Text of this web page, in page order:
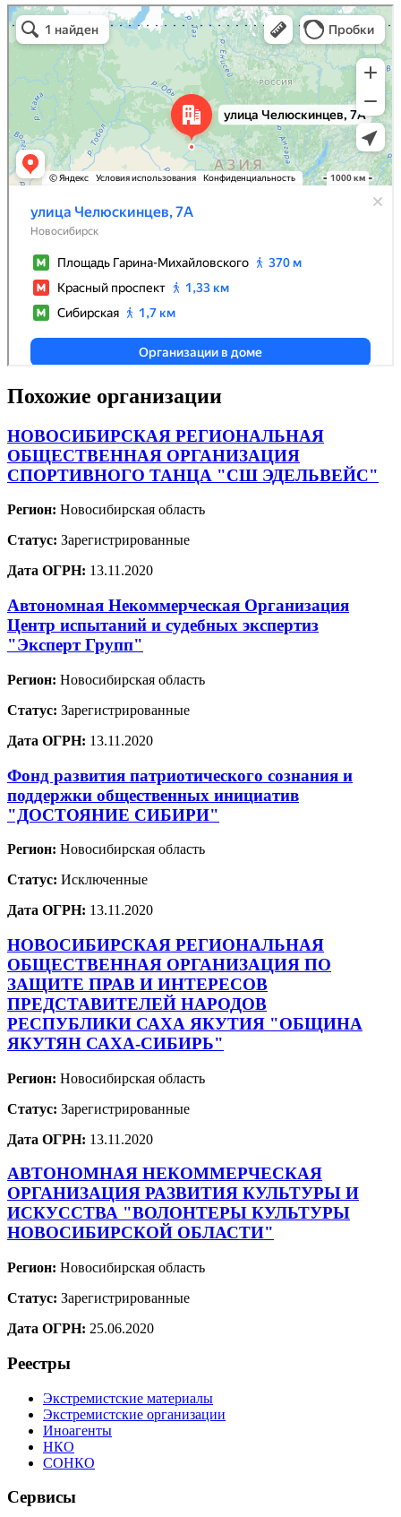
Похожие организации
НОВОСИБИРСКАЯ РЕГИОНАЛЬНАЯ
ОБЩЕСТВЕННАЯ ОРГАНИЗАЦИЯ
СПОРТИВНОГО ТАНЦА "СШ ЭДЕЛЬВЕЙС"
Регион: Новосибирская область
Статус: Зарегистрированные
Дата ОГРН: 13.11.2020
Автономная Некоммерческая Организация
Центр испытаний и судебных экспертиз
"Эксперт Групп"
Регион: Новосибирская область
Статус: Зарегистрированные
Дата ОГРН: 13.11.2020
Фонд развития патриотического сознания и
поддержки общественных инициатив
"ДОСТОЯНИЕ СИБИРИ"
Регион: Новосибирская область
Статус: Исключенные
Дата ОГРН: 13.11.2020
НОВОСИБИРСКАЯ РЕГИОНАЛЬНАЯ
ОБЩЕСТВЕННАЯ ОРГАНИЗАЦИЯ ПО
ЗАЩИТЕ ПРАВ И ИНТЕРЕСОВ
ПРЕДСТАВИТЕЛЕЙ НАРОДОВ
РЕСПУБЛИКИ САХА ЯКУТИЯ "ОБЩИНА
ЯКУТЯН САХА-СИБИРЬ"
Регион: Новосибирская область
Статус: Зарегистрированные
Дата ОГРН: 13.11.2020
АВТОНОМНАЯ НЕКОММЕРЧЕСКАЯ
ОРГАНИЗАЦИЯ РАЗВИТИЯ КУЛЬТУРЫ И
ИСКУССТВА "ВОЛОНТЕРЫ КУЛЬТУРЫ
НОВОСИБИРСКОЙ ОБЛАСТИ"
Регион: Новосибирская область
Статус: Зарегистрированные
Дата ОГРН: 25.06.2020
Реестры
Экстремистские материалы
Экстремистские организации
Иноагенты
НКО
СОНКО
Сервисы